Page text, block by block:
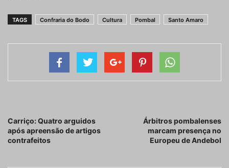
TAGS Confraria do Bodo Cultura Pombal Santo Amaro
Carriço: Quatro arguidos
após apreensão de artigos
contrafeitos
Árbitros pombalenses
marcam presença no
Europeu de Andebol